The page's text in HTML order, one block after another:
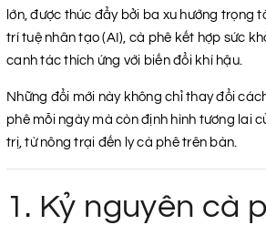
lớn, được thúc đẩy bởi ba xu hướng trọng
trí tuệ nhân tạo (AI), cà phê kết hợp sức
canh tác thích ứng với biến đổi khí hậu.
Những đổi mới này không chỉ thay đổi
phê mỗi ngày mà còn định hình tương lai
trị, từ nông trại đến ly cà phê trên bàn.
1. Kỷ nguyên cà